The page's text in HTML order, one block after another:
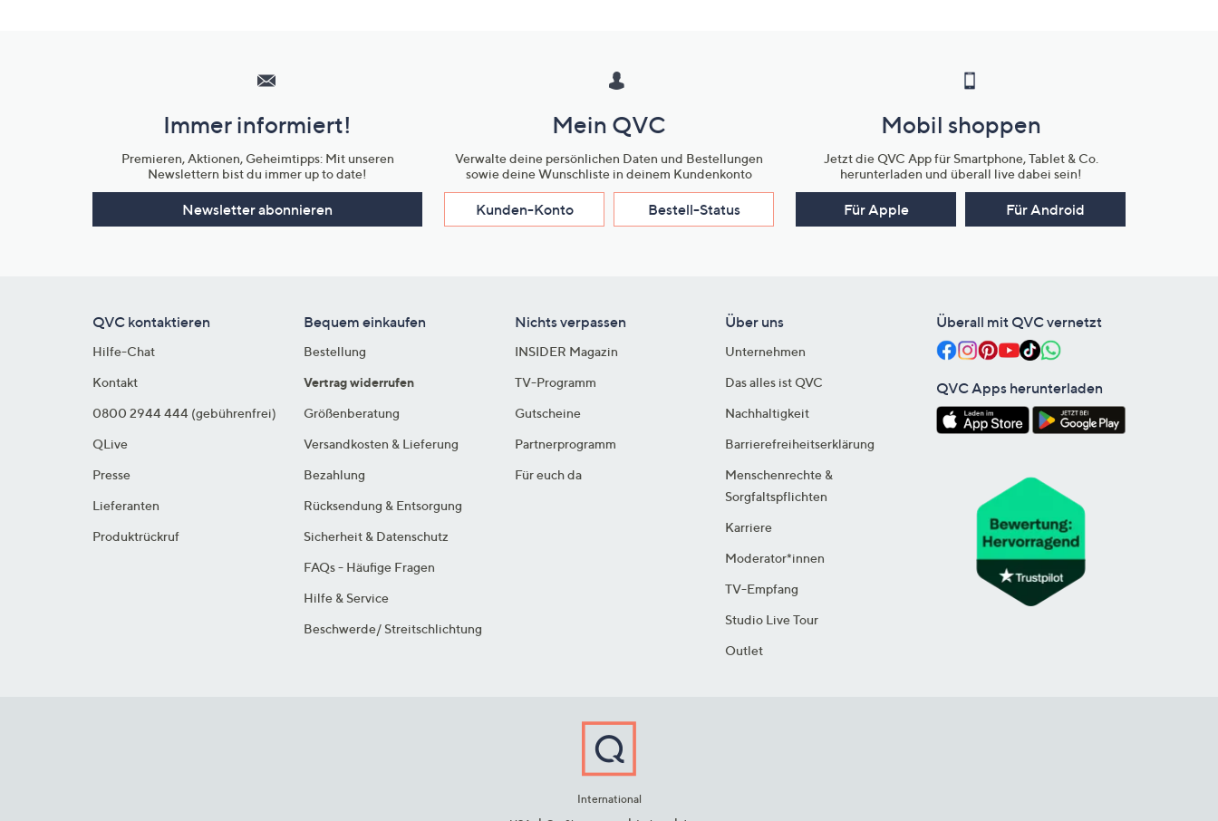
Unternehmensinformationen
Immer informiert!
Premieren, Aktionen, Geheimtipps: Mit unseren
Newslettern bist du immer up to date!
Newsletter abonnieren
Mein QVC
Verwalte deine persönlichen Daten und Bestellungen
sowie deine Wunschliste in deinem Kundenkonto
Kunden-Konto Bestell-Status
Mobil shoppen
Jetzt die QVC App für Smartphone, Tablet & Co.
herunterladen und überall live dabei sein!
Für Apple Für Android
QVC kontaktieren
Hilfe-Chat
Kontakt
0800 2944 444 (gebührenfrei)
QLive
Presse
Lieferanten
Produktrückruf
Bequem einkaufen
Bestellung
Vertrag widerrufen
Größenberatung
Versandkosten & Lieferung
Bezahlung
Rücksendung & Entsorgung
Sicherheit & Datenschutz
FAQs - Häufige Fragen
Hilfe & Service
Beschwerde/ Streitschlichtung
Nichts verpassen
INSIDER Magazin
TV-Programm
Gutscheine
Partnerprogramm
Für euch da
Über uns
Unternehmen
Das alles ist QVC
Nachhaltigkeit
Barrierefreiheitserklärung
Menschenrechte &
Sorgfaltspflichten
Karriere
Moderator*innen
TV-Empfang
Studio Live Tour
Outlet
Überall mit QVC vernetzt
QVC Apps herunterladen
International